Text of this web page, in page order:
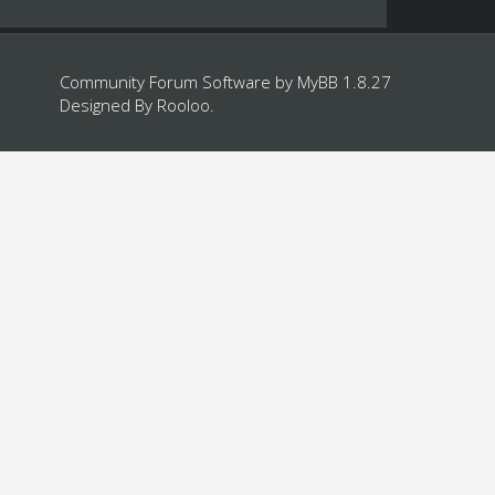
Community Forum Software by MyBB 1.8.27
Designed By Rooloo.